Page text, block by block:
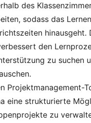
des
sodass das
hinausgeht.
den
zu suchen
Projektmanagement-
eine strukturierte
zu